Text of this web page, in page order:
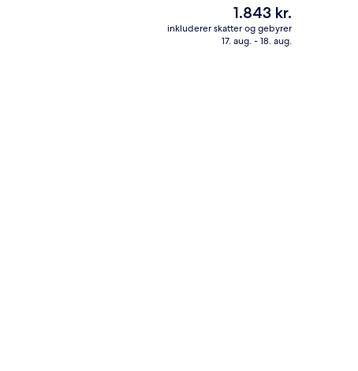
2 barer/lounger, lounge i lobbyen
Den
nuværende
pris
1.843 kr.
inkluderer skatter og gebyrer
17. aug. - 18. aug.